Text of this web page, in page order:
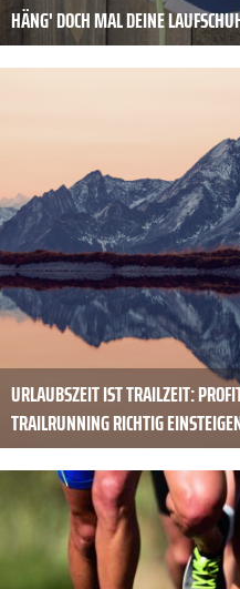
HÄNG' DOCH MAL DEINE
URLAUBSZEIT IST TRAILZEIT:
TRAILRUNNING RICHTIG